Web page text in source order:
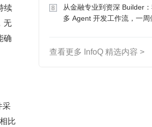
续
无
确
采
比
8
从金融专业到资深 Builder
多 Agent 开发工作流，一周
查看更多 InfoQ 精选内容 >